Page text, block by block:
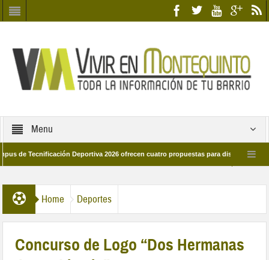
Menu
Deportiva 2026 ofrecen cuatro propuestas para disfrutar del deporte
Home Deportes
Concurso de Logo “Dos Hermanas